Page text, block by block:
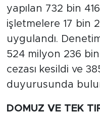
yapılan 732 bin
işletmelere 17 bin
uygulandı.
524 milyon 236
cezası kesildi ve
duyurusunda
DOMUZ VE TEK